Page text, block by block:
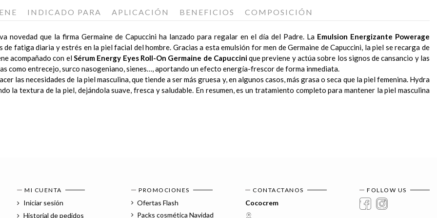
INDICADO PARA APLICACIÓN BENEFICIOS COMPOSICIÓN
novedad que la firma Germaine de Capuccini ha lanzado para regalar en el día del Padre. La Emulsion Energizante Powerage
fatiga diaria y estrés en la piel facial del hombre. Gracias a esta emulsión for men de Germaine de Capuccini, la piel se recarga de
acompañado con elSérum Energy Eyes Roll-On Germaine de Capuccinique previene y actúa sobre los signos de cansancio y las
como entrecejo, surco nasogeniano, sienes…, aportando un efecto energía-frescor de forma inmediata.
las necesidades de la piel masculina, que tiende a ser más gruesa y, en algunos casos, más grasa o seca que la piel femenina. Hydra
la textura de la piel, dejándola suave, fresca y saludable. En resumen, es un tratamiento completo para mantener la piel masculina
es un pack diseñado para revitalizar y proteger la piel, combatiendo los signos del envejecimiento y la fatiga.
por el rostro y el cuello realizando un ligero masaje.
MI CUENTA
Iniciar sesión
Historial de pedidos
PROMOCIONES
Ofertas Flash
Packs cosmética Navidad
CONTACTANOS
Cococrem
FOLLOW US